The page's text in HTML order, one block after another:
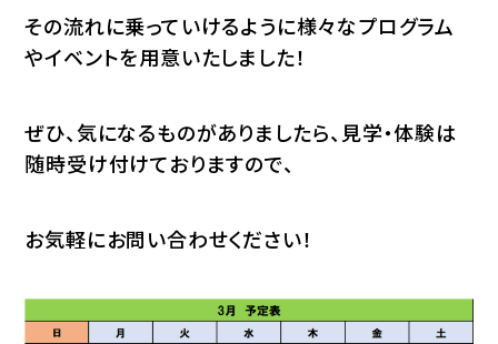
その流れに乗っていけるように様々なプログラム
やイベントを用意いたしました！
ぜひ、気になるものがありましたら、見学・体験は
随時受け付けておりますので、
お気軽にお問い合わせください！